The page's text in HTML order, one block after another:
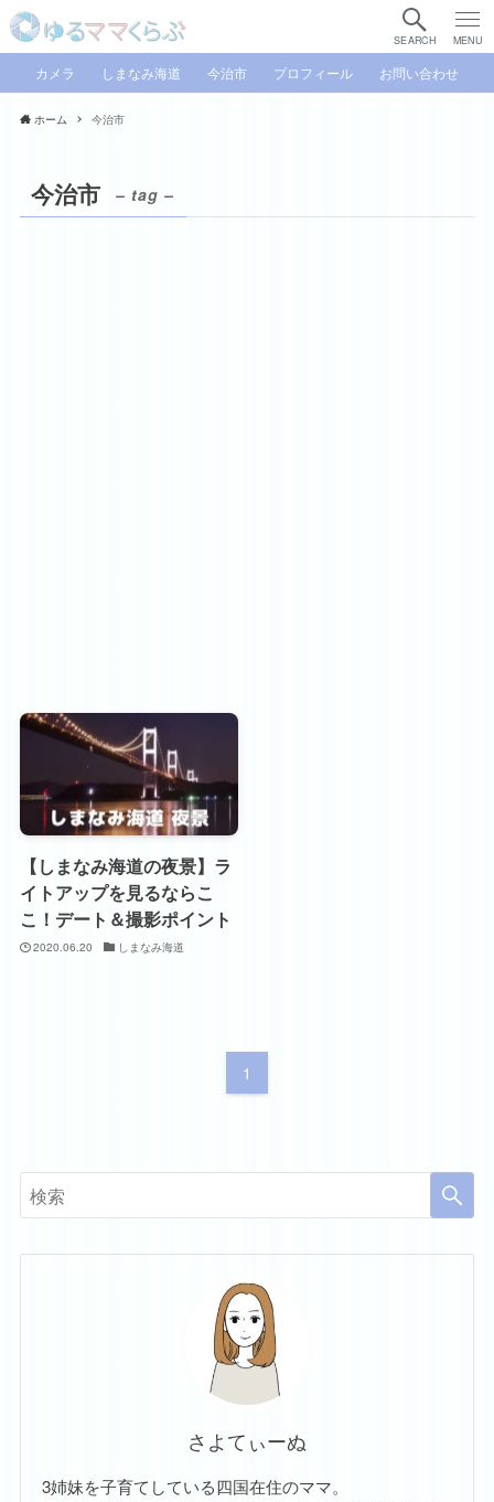
SEARCH MENU
カメラ しまなみ海道 今治市 プロフィール お問い合わせ
ホーム 今治市
今治市 – tag –
【しまなみ海道の夜景】ラ
イトアップを見るならこ
こ！デート＆撮影ポイント
2020.06.20 しまなみ海道
1
さよてぃーぬ
3姉妹を子育てしている四国在住のママ。